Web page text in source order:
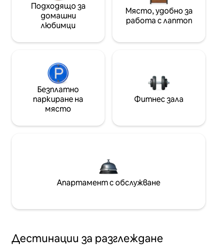
Подходящо за
домашни
любимци
Място, удобно за
работа с лаптоп
Безплатно
паркиране на
място
Фитнес зала
Апартамент с обслужване
Дестинации за разглеждане